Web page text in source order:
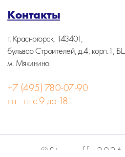
Контакты
г. Красногорск, 143401,
бульвар Строителей, д.4, корп.1,
м. Мякинино
+7 (495) 780-07-90
пн - пт с 9 до 18
©Stormoff, 2026,